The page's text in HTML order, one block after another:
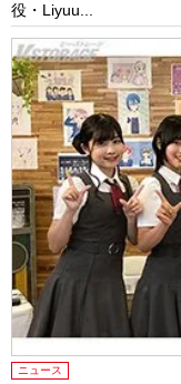
役・Liyuu...
ニュース